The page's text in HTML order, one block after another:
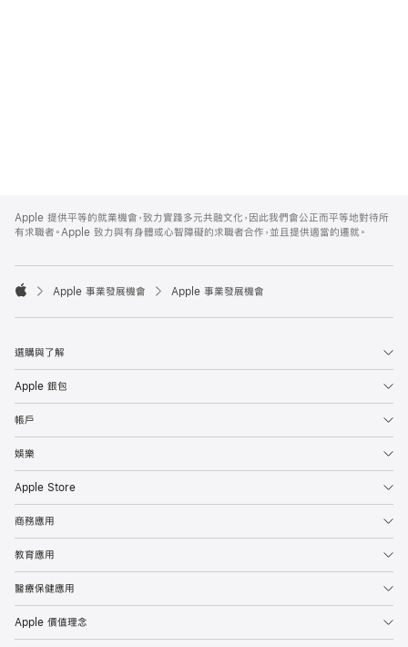
Footer
Apple 提供平等的就業機會，致力實踐多元共融文化，因此我們會公正而平等地對待所
有求職者。Apple 致力與有身體或心智障礙的求職者合作，並且提供適當的遷就。

Apple 事業發展機會 Apple 事業發展機會
選購與了解
Apple 銀包
帳戶
娛樂
Apple Store
商務應用
教育應用
醫療保健應用
Apple 價值理念